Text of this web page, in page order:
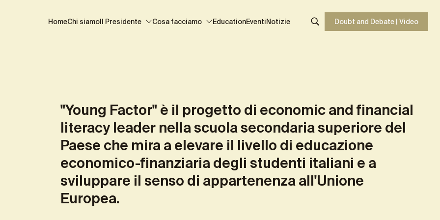
HomeChi siamo Il Presidente Cosa facciamo EducationEventiNotizie Doubt and Debate | Video
"Young Factor" è il progetto di economic and financial
literacy leader nella scuola secondaria superiore del
Paese che mira a elevare il livello di educazione
economico-finanziaria degli studenti italiani e a
sviluppare il senso di appartenenza all'Unione
Europea.